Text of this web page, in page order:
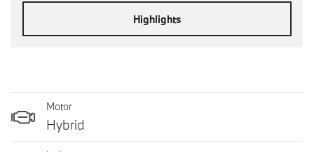
Highlights
Motor
Hybrid